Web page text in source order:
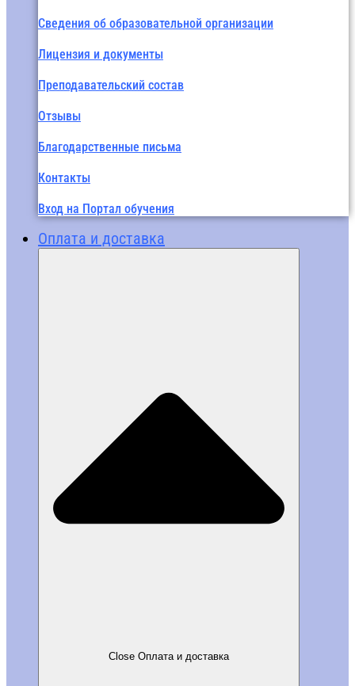
Сведения об образовательной организации
Лицензия и документы
Преподавательский состав
Отзывы
Благодарственные письма
Контакты
Вход на Портал обучения
Оплата и доставка
Close Оплата и доставка